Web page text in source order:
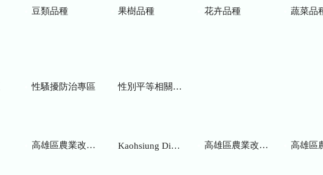
豆類品種 果樹品種 花卉品種 蔬菜品
性騷擾防治專區 性別平等相關網站
高雄區農業改良場研究彙報 Kaohsiung District Agricultural Research and Extension Station 高雄區農業改良場年報 高雄區